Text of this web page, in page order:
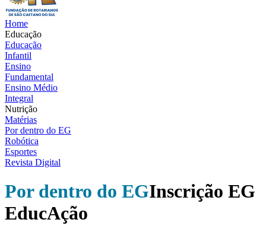
Home
Educação
Educação
Infantil
Ensino
Fundamental
Ensino Médio
Integral
Nutrição
Matérias
Por dentro do EG
Robótica
Esportes
Revista Digital
Por dentro do EGInscrição EG
EducAção